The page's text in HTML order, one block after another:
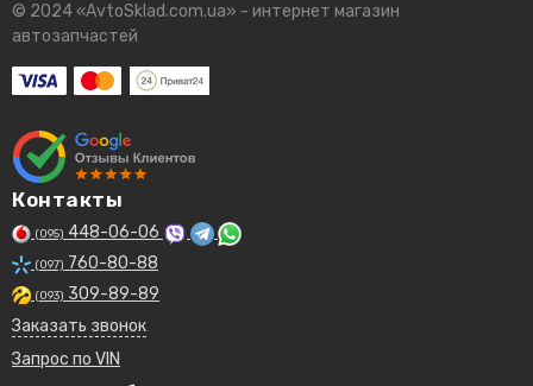
© 2024 «AvtoSklad.com.ua» - интернет магазин
автозапчастей
Контакты
(095) 448-06-06
(097) 760-80-88
(093) 309-89-89
Заказать звонок
Запрос по VIN